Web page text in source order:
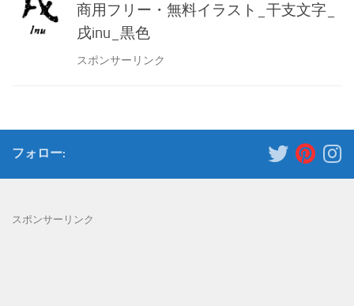
商用フリー・無料イラスト_干支文字_
戌inu_黒色
スポンサーリンク
フォロー:
スポンサーリンク